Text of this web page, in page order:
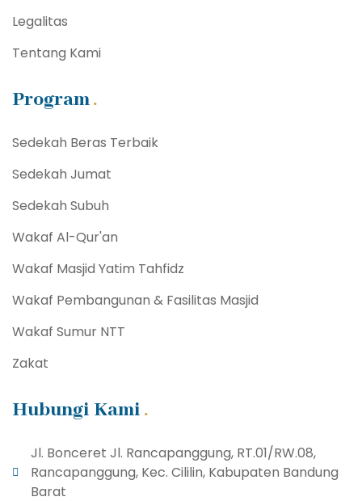
Legalitas
Tentang Kami
Program
Sedekah Beras Terbaik
Sedekah Jumat
Sedekah Subuh
Wakaf Al-Qur'an
Wakaf Masjid Yatim Tahfidz
Wakaf Pembangunan & Fasilitas Masjid
Wakaf Sumur NTT
Zakat
Hubungi Kami
Jl. Bonceret Jl. Rancapanggung, RT.01/RW.08,
Rancapanggung, Kec. Cililin, Kabupaten Bandung
Barat